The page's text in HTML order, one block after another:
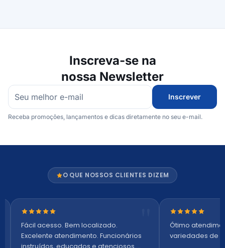
Inscreva-se na
nossa Newsletter
Inscrever
Receba promoções, lançamentos e dicas diretamente no seu e-mail.
O QUE NOSSOS CLIENTES DIZEM
Nota 5 de 5 estrelas
Fácil acesso. Bem localizado.
Excelente atendimento. Funcionários
Nota 5 de 5
Ótimo
variedades de